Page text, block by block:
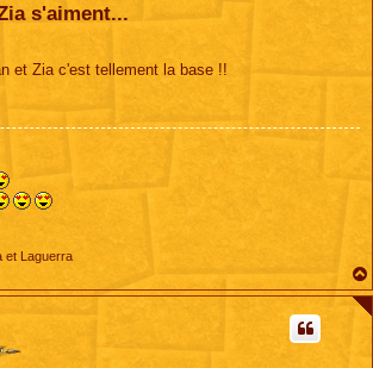
s'aiment...
et Zia c'est tellement la base !!
et Laguerra